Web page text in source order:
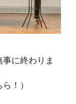
に終わりま
！）